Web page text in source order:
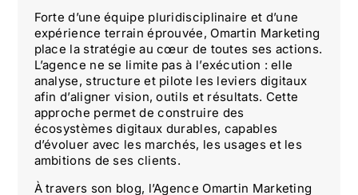
Forte d’une équipe pluridisciplinaire et d’une
expérience terrain éprouvée, Omartin Marketing
place la stratégie au cœur de toutes ses actions.
L’agence ne se limite pas à l’exécution : elle
analyse, structure et pilote les leviers digitaux
afin d’aligner vision, outils et résultats. Cette
approche permet de construire des
écosystèmes digitaux durables, capables
d’évoluer avec les marchés, les usages et les
ambitions de ses clients.
À travers son blog, l’Agence Omartin Marketing